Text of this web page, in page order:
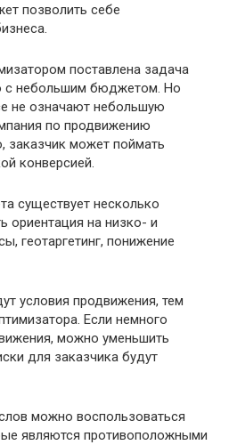
позволить себе
поставлена задача
с небольшим бюджетом. Но
не означают небольшую
по продвижению
заказчик может поймать
конверсией.
существует несколько
ориентация на низко- и
геотаргетинг, понижение
условия продвижения, тем
Если немного
можно уменьшить
для заказчика будут
можно воспользоваться
являются противоположными